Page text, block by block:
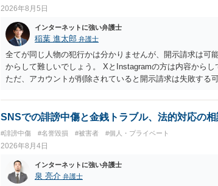
2026年8月5日
インターネットに強い弁護士
稲葉 進太郎 弁護士
全てが同じ人物の犯行かは分かりませんが、開示請求は
からして難しいでしょう。 XとInstagramの方は内容からし
ただ、アカウントが削除されていると開示請求は失敗する
相手に全ての弁護士費用を負担させることは可能でしょ
せることができるでしょう。訴訟で判決となった場合は、
SNSでの誹謗中傷と金銭トラブル、法的対応の相
#誹謗中傷 #名誉毀損 #被害者 #個人・プライベート
2026年8月4日
インターネットに強い弁護士
泉 亮介 弁護士